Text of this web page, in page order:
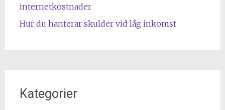
internetkostnader
Hur du hanterar skulder vid låg inkomst
Kategorier